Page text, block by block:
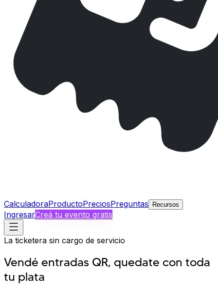
CalculadoraProductoPreciosPreguntas Recursos
IngresarCreá tu evento gratis
La ticketera sin cargo de servicio
Vendé entradas QR, quedate con toda
tu plata